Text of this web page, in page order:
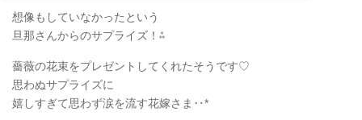
想像もしていなかったという
旦那さんからのサプライズ！⁂
薔薇の花束をプレゼントしてくれたそうです♡
思わぬサプライズに
嬉しすぎて思わず涙を流す花嫁さま‥*